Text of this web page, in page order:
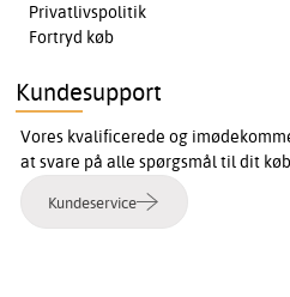
Privatlivspolitik
Fortryd køb
Kundesupport
Vores kvalificerede og
at svare på alle spørgsmål til dit
Kundeservice